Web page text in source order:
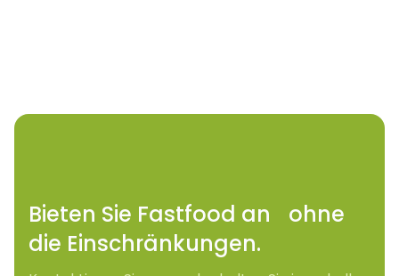
Bieten Sie Fastfood an ohne
die Einschränkungen.